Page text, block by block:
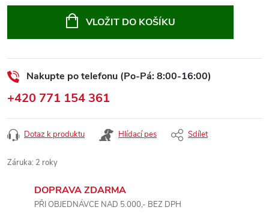
VLOŽIT DO KOŠÍKU
Nakupte po telefonu (Po-Pá: 8:00-16:00)
+420 771 154 361
Dotaz k produktu Hlídací pes Sdílet
Záruka: 2 roky
DOPRAVA ZDARMA
PŘI OBJEDNÁVCE NAD 5.000,- BEZ DPH